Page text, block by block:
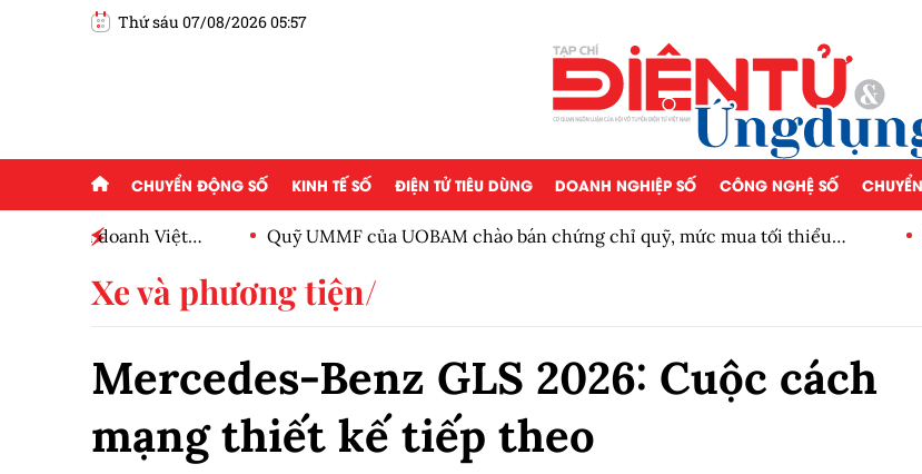
Thứ sáu 07/08/2026 05:57
CHUYỂN ĐỘNG SỐ KINH TẾ SỐ ĐIỆN TỬ TIÊU DÙNG DOANH NGHIỆP SỐ CÔNG NGHỆ SỐ
Quỹ UMMF của UOBAM chào bán chứng chỉ quỹ, mức mua tối thiểu
Siêu phẩm Black
Xe và phương tiện
Mercedes-Benz GLS 2026: Cuộc cách
mạng thiết kế tiếp theo